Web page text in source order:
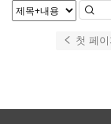
첫 페이